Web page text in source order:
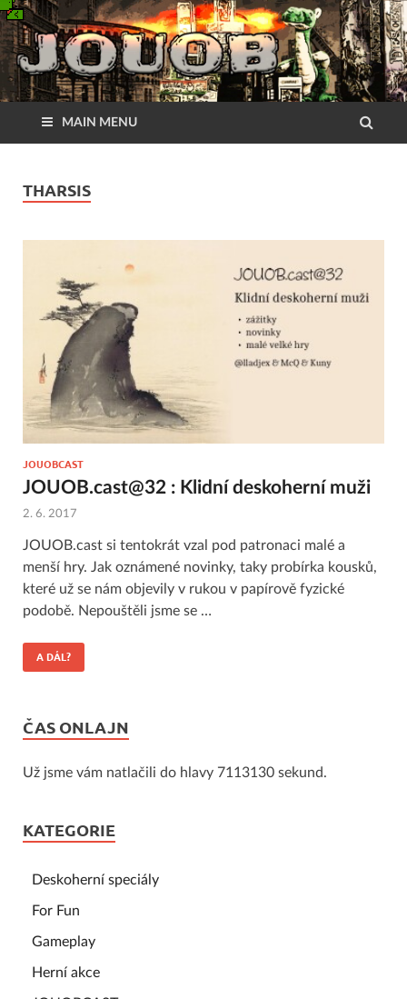
MAIN MENU
THARSIS
JOUOBCAST
JOUOB.cast@32 : Klidní deskoherní muži
2. 6. 2017
JOUOB.cast si tentokrát vzal pod patronaci malé a
menší hry. Jak oznámené novinky, taky probírka kousků,
které už se nám objevily v rukou v papírově fyzické
podobě. Nepouštěli jsme se …
A DÁL?
ČAS ONLAJN
Už jsme vám natlačili do hlavy 7113130 sekund.
KATEGORIE
Deskoherní speciály
For Fun
Gameplay
Herní akce